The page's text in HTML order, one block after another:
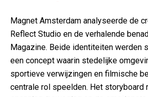
Magnet Amsterdam analyseerde de
Reflect Studio en de verhalende
Magazine. Beide identiteiten werden
een concept waarin stedelijke
sportieve verwijzingen en filmische
centrale rol speelden. Het storyboard